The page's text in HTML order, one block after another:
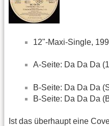
12"-Maxi-Single,
A-Seite: Da Da Da
B-Seite: Da Da Da
B-Seite: Da Da Da
Ist das überhaupt eine